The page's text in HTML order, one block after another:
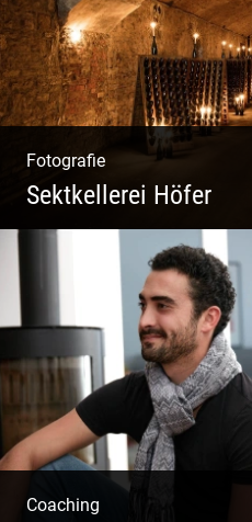
Fotografie
Sektkellerei Höfer
Sekt Perlen | Tiefe
Idyllische Weinberge
Coaching